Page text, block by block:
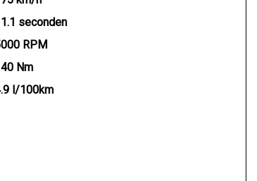
seconden
RPM
Nm
l/100km